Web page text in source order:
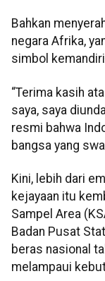
Bahkan
negara Afrika,
simbol
“Terima kasih
saya, saya
resmi bahwa
bangsa yang
Kini, lebih dari
kejayaan itu
Sampel Area
Badan Pusat
beras nasional
melampaui